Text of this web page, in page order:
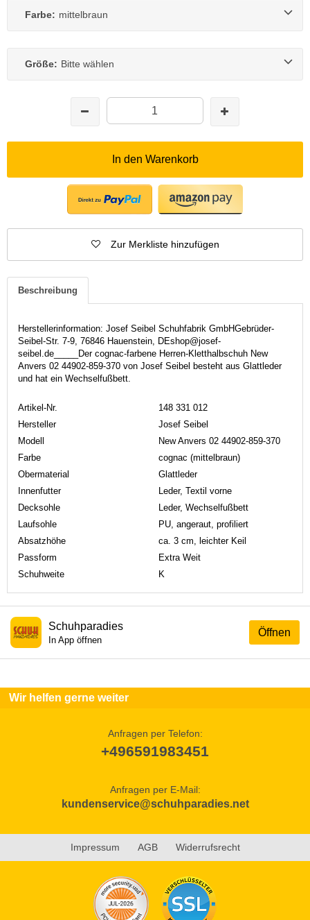
Farbe: mittelbraun
Größe: Bitte wählen
In den Warenkorb
Zur Merkliste hinzufügen
Beschreibung
Herstellerinformation: Josef Seibel Schuhfabrik GmbHGebrüder-
Seibel-Str. 7-9, 76846 Hauenstein, DEshop@josef-
seibel.de_____Der cognac-farbene Herren-Kletthalbschuh New
Anvers 02 44902-859-370 von Josef Seibel besteht aus Glattleder
und hat ein Wechselfußbett.
Artikel-Nr.
148 331 012
Hersteller
Josef Seibel
Modell
New Anvers 02 44902-859-370
Farbe
cognac (mittelbraun)
Obermaterial
Glattleder
Innenfutter
Leder, Textil vorne
Decksohle
Leder, Wechselfußbett
Laufsohle
PU, angeraut, profiliert
Absatzhöhe
ca. 3 cm, leichter Keil
Passform
Extra Weit
Schuhweite
K
Öffnen
Schuhparadies
In App öffnen
Wir helfen gerne weiter
Anfragen per Telefon:
+496591983451
Anfragen per E-Mail:
kundenservice@schuhparadies.net
Impressum AGB Widerrufsrecht